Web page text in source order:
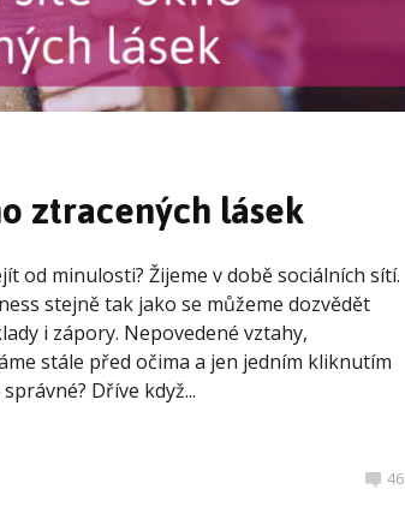
ztracených lásek
od minulosti? Žijeme v době sociálních sítí.
stejně tak jako se můžeme dozvědět
i zápory. Nepovedené vztahy,
stále před očima a jen jedním kliknutím
Dříve když...
46